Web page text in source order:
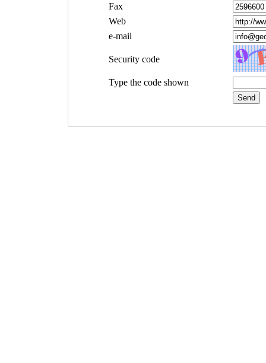
Fax
Web
e-mail
Security code
Type the code shown